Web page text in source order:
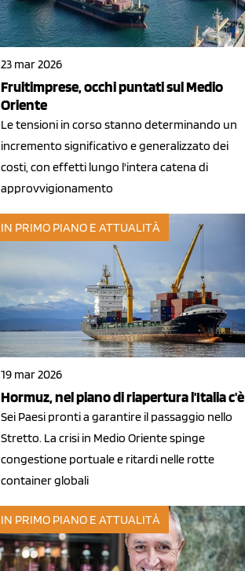
23 mar 2026
Fruitimprese, occhi puntati sul Medio
Oriente
Le tensioni in corso stanno determinando un
incremento significativo e generalizzato dei
costi, con effetti lungo l'intera catena di
approvvigionamento
IN PRIMO PIANO E ATTUALITÀ
19 mar 2026
Hormuz, nel piano di riapertura l'Italia c'è
Sei Paesi pronti a garantire il passaggio nello
Stretto. La crisi in Medio Oriente spinge
congestione portuale e ritardi nelle rotte
container globali
IN PRIMO PIANO E ATTUALITÀ